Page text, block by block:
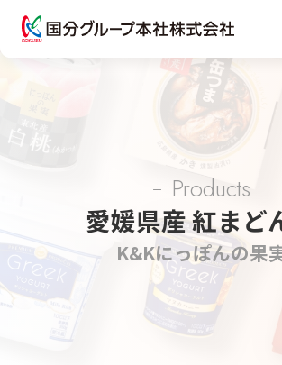
Products
愛媛県産 紅まど
K&Kにっぽんの果